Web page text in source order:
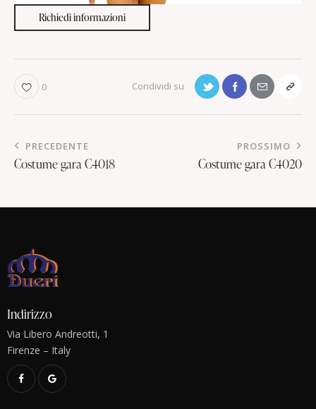
Richiedi informazioni
0
PRECEDENTE
Costume gara C4018
PROSSIMO
Costume gara C4020
Indirizzo
Via Libero Andreotti, 1
Firenze – Italy